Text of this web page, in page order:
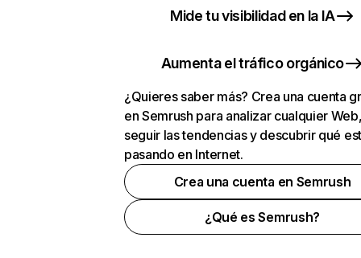
Mide tu visibilidad en la IA
Aumenta el tráfico orgánico
¿Quieres saber más? Crea una cuenta
en Semrush para analizar cualquier
seguir las tendencias y descubrir qué
pasando en Internet.
Crea una cuenta en Semrush
¿Qué es Semrush?